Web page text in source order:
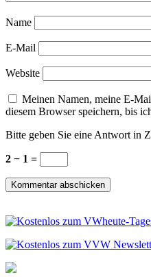
Name
E-Mail
Website
Meinen Namen, meine E-
diesem Browser speichern, bis
Bitte geben Sie eine Antwort in
2 − 1 =